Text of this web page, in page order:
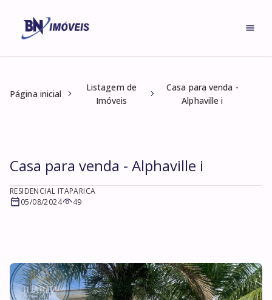
Página inicial
Listagem de
Imóveis
Casa para venda -
Alphaville i
Casa para venda - Alphaville i
RESIDENCIAL ITAPARICA
05/08/2024
49